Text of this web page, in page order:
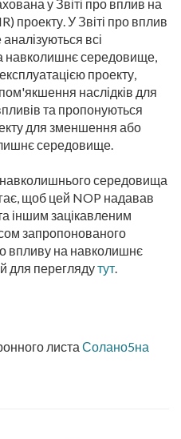
у Звіті про вплив на
проекту. У Звіті про вплив
всі
навколишнє середовище,
проекту,
наслідків для
та пропонуються
для зменшення або
середовище.
навколишнього середовища
щоб цей NOP надавав
іншим зацікавленим
запропонованого
впливу на навколишнє
для переглядутут
листа Солано5на